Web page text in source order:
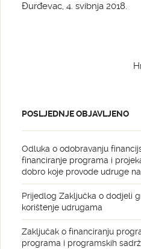
Đurđevac, 4. svibnja 2018.
POSLJEDNJE OBJAVLJENO
Odluka o odobravanju
financiranje programa i
dobro koje provode udruge
Prijedlog Zaključka o dodjeli
korištenje udrugama
Zaključak o financiranju
programa i programskih